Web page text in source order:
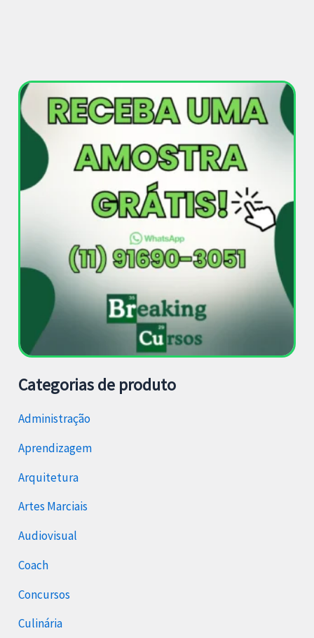
Categorias de produto
Administração
Aprendizagem
Arquitetura
Artes Marciais
Audiovisual
Coach
Concursos
Culinária